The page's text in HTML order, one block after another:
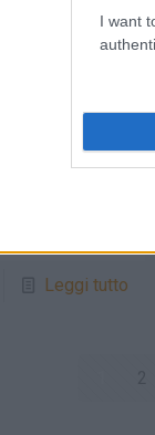
I want
negli
un lontano
norme sul
Leggi tutto